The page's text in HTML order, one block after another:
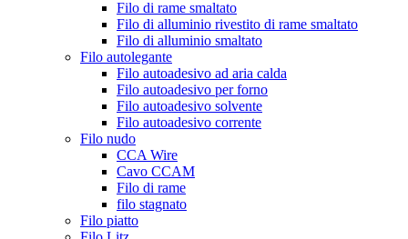
Filo di rame smaltato
Filo di alluminio rivestito di rame smaltato
Filo di alluminio smaltato
Filo autolegante
Filo autoadesivo ad aria calda
Filo autoadesivo per forno
Filo autoadesivo solvente
Filo autoadesivo corrente
Filo nudo
CCA Wire
Cavo CCAM
Filo di rame
filo stagnato
Filo piatto